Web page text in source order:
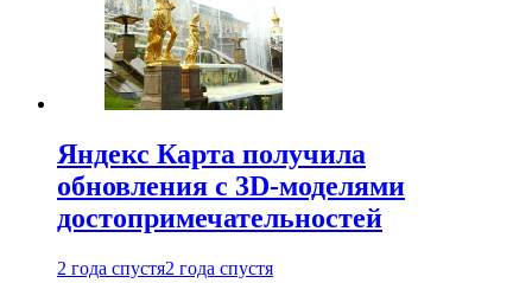
Яндекс Карта получила
обновления с 3D-моделями
достопримечательностей
2 года спустя2 года спустя